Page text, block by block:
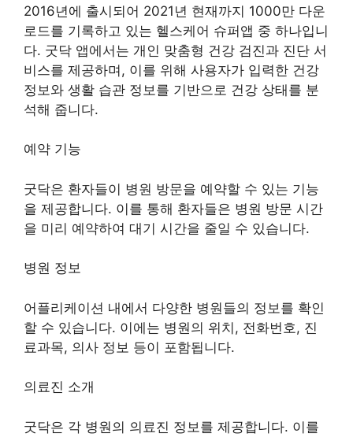
2016년에 출시되어 2021년 현재까지 1000만 다운
로드를 기록하고 있는 헬스케어 슈퍼앱 중 하나입니
다. 굿닥 앱에서는 개인 맞춤형 건강 검진과 진단 서
비스를 제공하며, 이를 위해 사용자가 입력한 건강
정보와 생활 습관 정보를 기반으로 건강 상태를 분
석해 줍니다.
예약 기능
굿닥은 환자들이 병원 방문을 예약할 수 있는 기능
을 제공합니다. 이를 통해 환자들은 병원 방문 시간
을 미리 예약하여 대기 시간을 줄일 수 있습니다.
병원 정보
어플리케이션 내에서 다양한 병원들의 정보를 확인
할 수 있습니다. 이에는 병원의 위치, 전화번호, 진
료과목, 의사 정보 등이 포함됩니다.
의료진 소개
굿닥은 각 병원의 의료진 정보를 제공합니다. 이를